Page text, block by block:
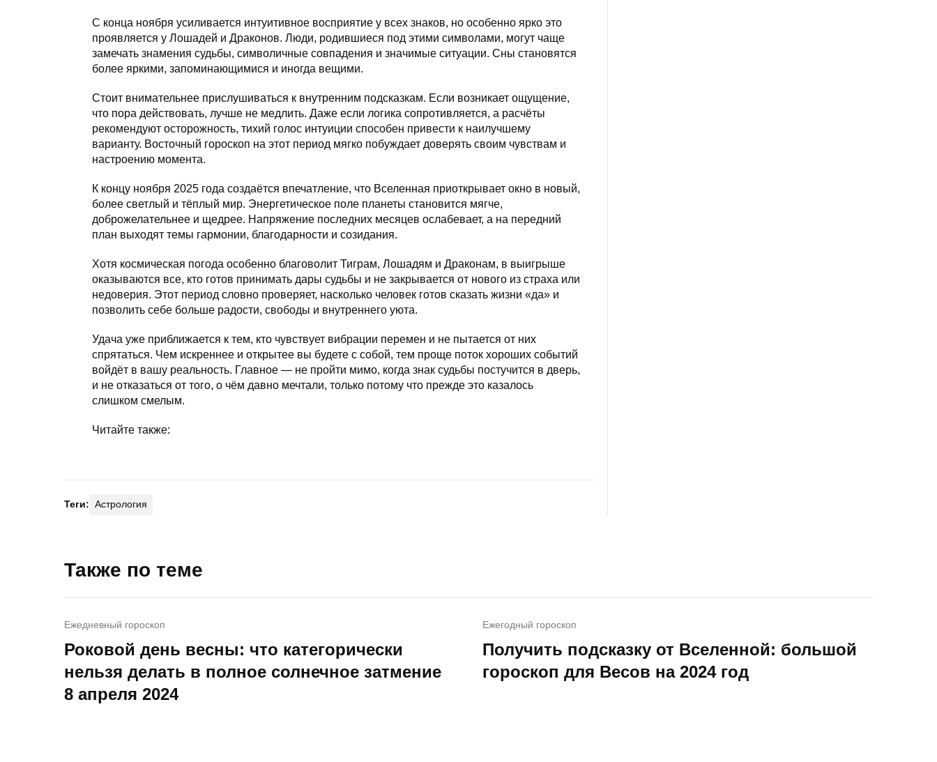
С конца ноября усиливается интуитивное восприятие у всех знаков, но особенно ярко это
проявляется у Лошадей и Драконов. Люди, родившиеся под этими символами, могут чаще
замечать знамения судьбы, символичные совпадения и значимые ситуации. Сны становятся
более яркими, запоминающимися и иногда вещими.
Стоит внимательнее прислушиваться к внутренним подсказкам. Если возникает ощущение,
что пора действовать, лучше не медлить. Даже если логика сопротивляется, а расчёты
рекомендуют осторожность, тихий голос интуиции способен привести к наилучшему
варианту. Восточный гороскоп на этот период мягко побуждает доверять своим чувствам и
настроению момента.
К концу ноября 2025 года создаётся впечатление, что Вселенная приоткрывает окно в новый,
более светлый и тёплый мир. Энергетическое поле планеты становится мягче,
доброжелательнее и щедрее. Напряжение последних месяцев ослабевает, а на передний
план выходят темы гармонии, благодарности и созидания.
Хотя космическая погода особенно благоволит Тиграм, Лошадям и Драконам, в выигрыше
оказываются все, кто готов принимать дары судьбы и не закрывается от нового из страха или
недоверия. Этот период словно проверяет, насколько человек готов сказать жизни «да» и
позволить себе больше радости, свободы и внутреннего уюта.
Удача уже приближается к тем, кто чувствует вибрации перемен и не пытается от них
спрятаться. Чем искреннее и открытее вы будете с собой, тем проще поток хороших событий
войдёт в вашу реальность. Главное — не пройти мимо, когда знак судьбы постучится в дверь,
и не отказаться от того, о чём давно мечтали, только потому что прежде это казалось
слишком смелым.
Читайте также:
Теги: Астрология
Также по теме
Ежедневный гороскоп
Роковой день весны: что категорически
нельзя делать в полное солнечное затмение
8 апреля 2024
Ежегодный гороскоп
Получить подсказку от Вселенной: большой
гороскоп для Весов на 2024 год